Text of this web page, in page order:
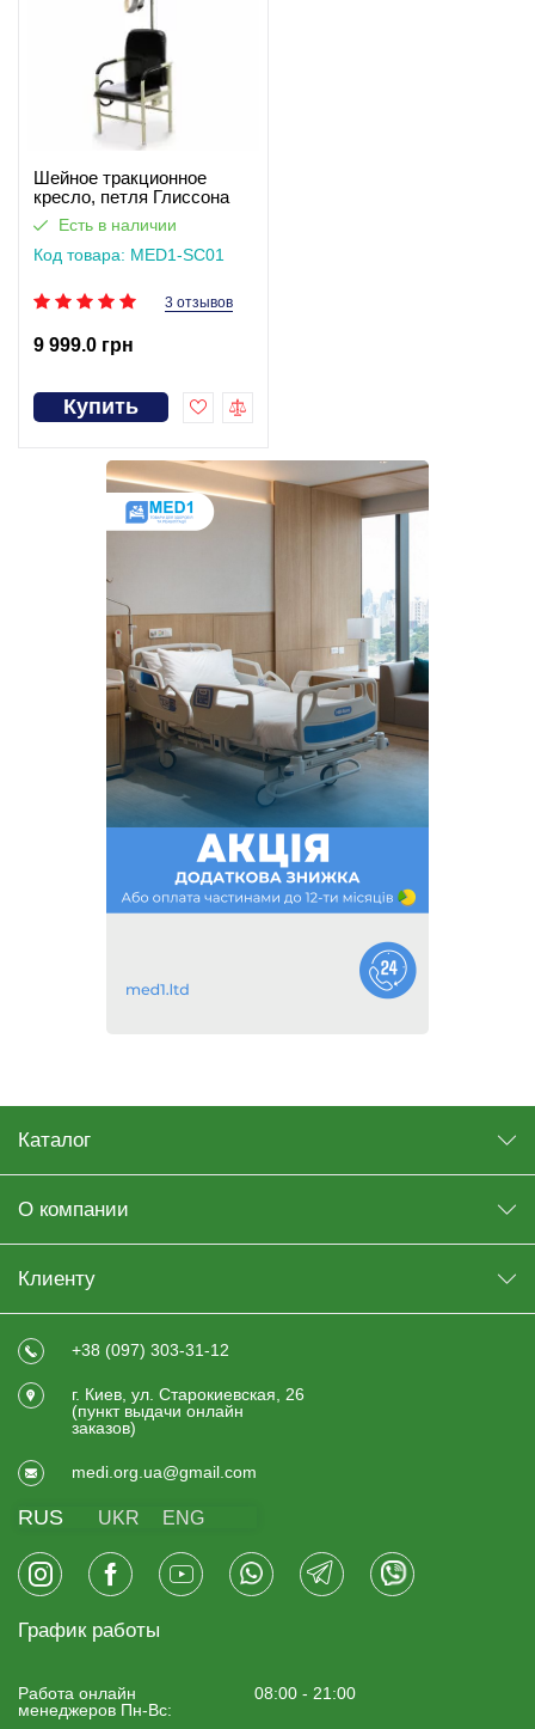
Шейное тракционное
кресло, петля Глиссона
MED1-SC01
Есть в наличии
Код товара: MED1-SC01
3 отзывов
9 999.0 грн
Купить
Каталог
О компании
Клиенту
+38 (097) 303-31-12
г. Киев, ул. Старокиевская, 26
(пункт выдачи онлайн
заказов)
medi.org.ua@gmail.com
RUS UKR ENG
График работы
Работа онлайн
менеджеров Пн-Вс:
08:00 - 21:00